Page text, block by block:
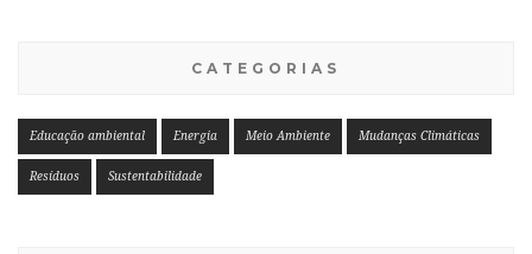
CATEGORIAS
Educação ambiental Energia Meio Ambiente Mudanças Climáticas
Resíduos Sustentabilidade